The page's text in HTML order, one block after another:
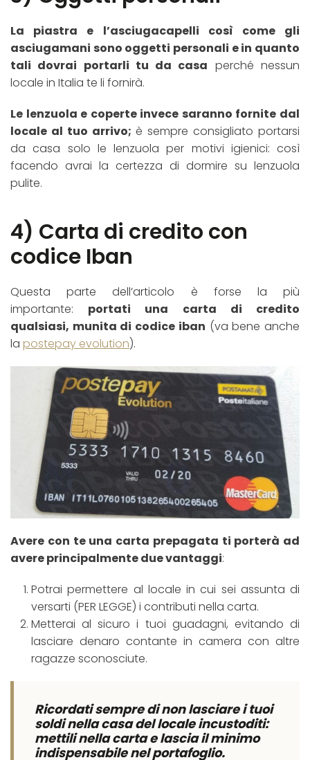
La piastra e l’asciugacapelli così come gli
asciugamani sono oggetti personali e in quanto
tali dovrai portarli tu da casa perché nessun
locale in Italia te li fornirà.
Le lenzuola e coperte invece saranno fornite dal
locale al tuo arrivo; è sempre consigliato portarsi
da casa solo le lenzuola per motivi igienici: così
facendo avrai la certezza di dormire su lenzuola
pulite.
4) Carta di credito con
codice Iban
Questa parte dell’articolo è forse la più
importante: portati una carta di credito
qualsiasi, munita di codice iban (va bene anche
la postepay evolution).
Avere con te una carta prepagata ti porterà ad
avere principalmente due vantaggi:
Potrai permettere al locale in cui sei assunta di
versarti (PER LEGGE) i contributi nella carta.
Metterai al sicuro i tuoi guadagni, evitando di
lasciare denaro contante in camera con altre
ragazze sconosciute.
Ricordati sempre di non lasciare i tuoi
soldi nella casa del locale incustoditi:
mettili nella carta e lascia il minimo
indispensabile nel portafoglio.